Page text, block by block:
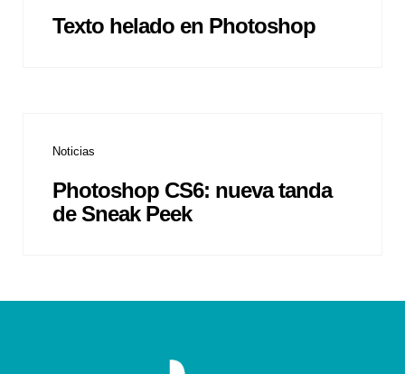
Texto helado en Photoshop
Noticias
Photoshop CS6: nueva tanda
de Sneak Peek